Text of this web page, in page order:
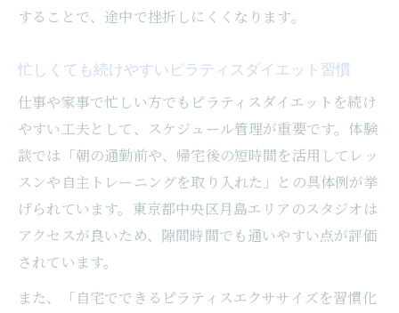
することで、途中で挫折しにくくなります。
忙しくても続けやすいピラティスダイエット習慣
仕事や家事で忙しい方でもピラティスダイエットを続け
やすい工夫として、スケジュール管理が重要です。体験
談では「朝の通勤前や、帰宅後の短時間を活用してレッ
スンや自主トレーニングを取り入れた」との具体例が挙
げられています。東京都中央区月島エリアのスタジオは
アクセスが良いため、隙間時間でも通いやすい点が評価
されています。
また、「自宅でできるピラティスエクササイズを習慣化